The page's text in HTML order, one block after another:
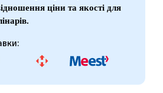
ціни та якості для